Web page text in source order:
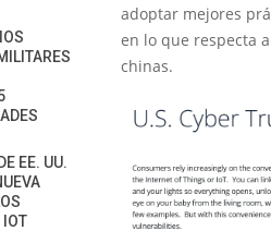
adoptar mejores
en lo que respecta
chinas.
EE. UU.
IOT